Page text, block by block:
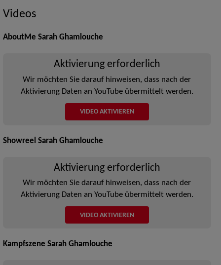
Videos
AboutMe Sarah Ghamlouche
Aktivierung erforderlich
Wir möchten Sie darauf hinweisen, dass nach der
Aktivierung Daten an YouTube übermittelt werden.
VIDEO AKTIVIEREN
Showreel Sarah Ghamlouche
Aktivierung erforderlich
Wir möchten Sie darauf hinweisen, dass nach der
Aktivierung Daten an YouTube übermittelt werden.
VIDEO AKTIVIEREN
Kampfszene Sarah Ghamlouche